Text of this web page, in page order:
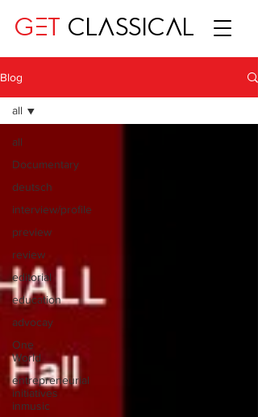
GET CLASSICAL
Blog
all
Documentary
deutsch
interview/profile
preview
review
editorial
education
advocay
One
World
entrepreneurial
initiatives
inmusic
all